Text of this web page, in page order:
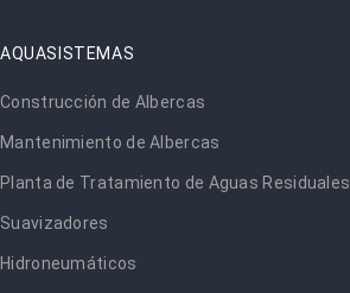
AQUASISTEMAS
Construcción de Albercas
Mantenimiento de Albercas
Planta de Tratamiento de Aguas Residuales
Suavizadores
Hidroneumáticos